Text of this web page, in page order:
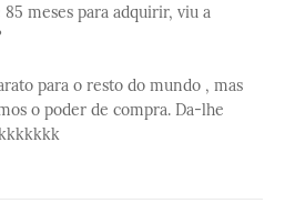
meses para adquirir, viu a
para o resto do mundo , mas
o poder de compra. Da-lhe